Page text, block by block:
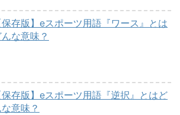
保存版】eスポーツ用語『ワース』とは
んな意味？
保存版】eスポーツ用語『逆択』とはど
意味？